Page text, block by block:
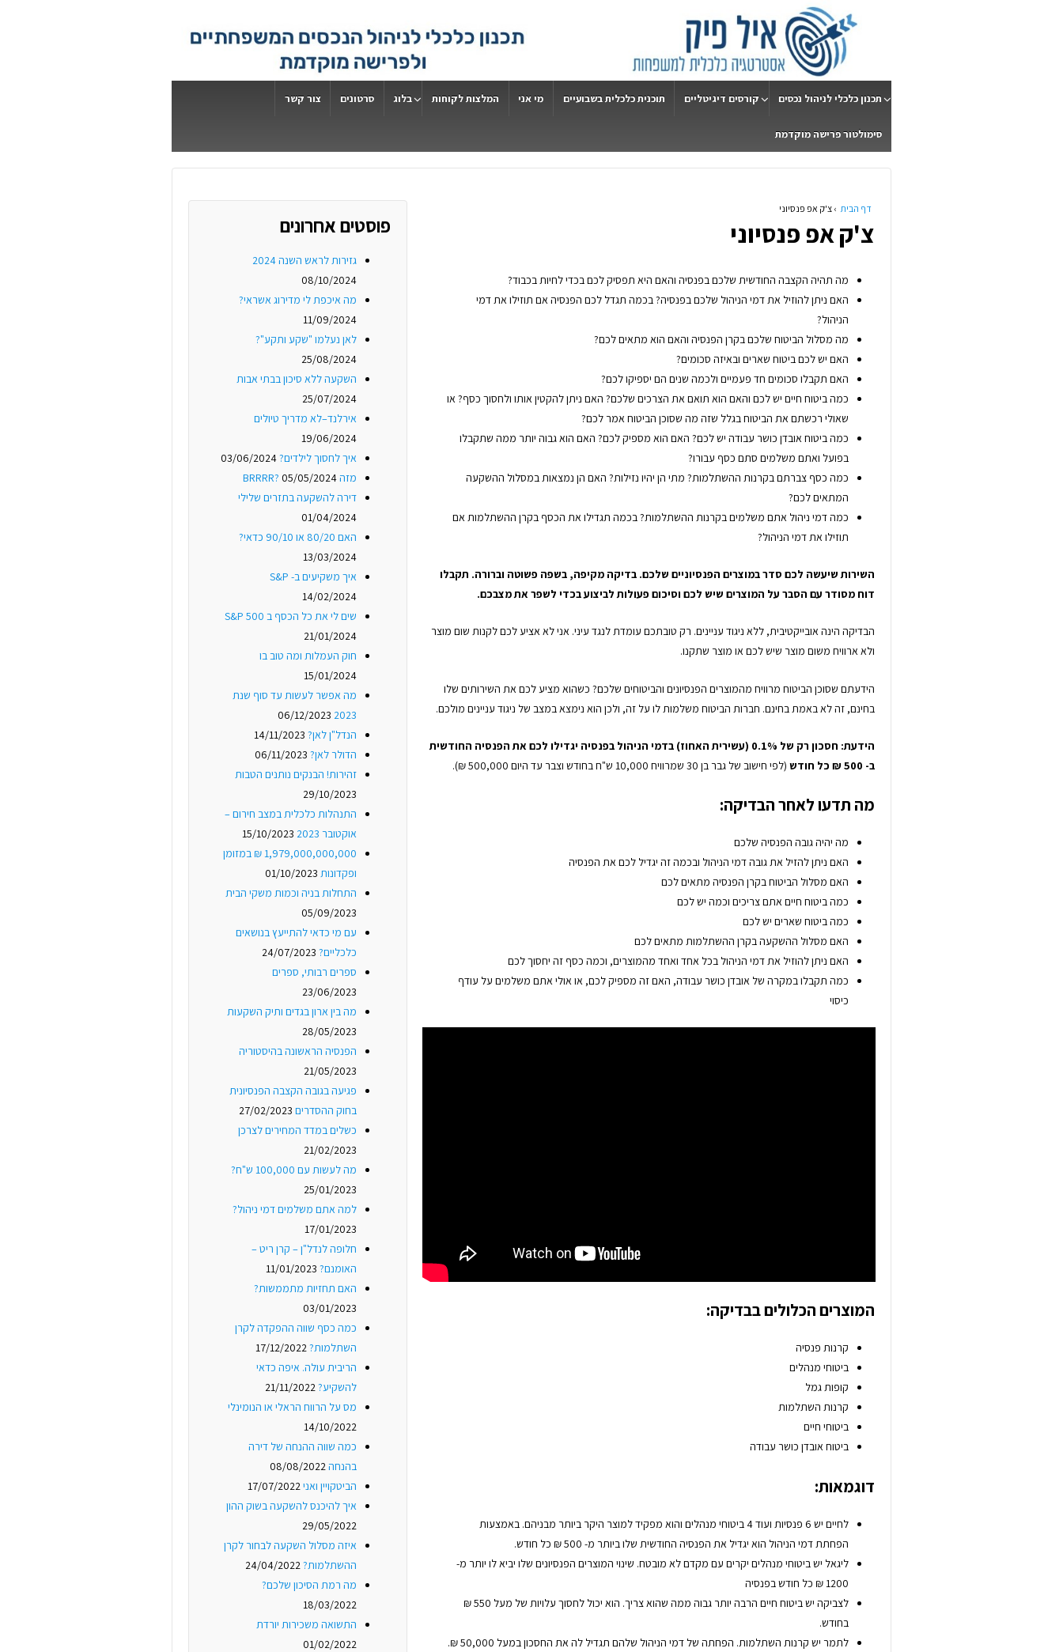
תכנון כלכלי לניהול נכסים קורסים דיגיטליים תוכנית כלכלית בשבועיים מי אני המלצות לקוחות בלוג סרטונים צור קשר
סימולטור פרישה מוקדמת
דף הבית › צ'ק אפ פנסיוני
צ'ק אפ פנסיוני
מה תהיה הקצבה החודשית שלכם בפנסיה והאם היא תפסיק לכם בכדי לחיות בכבוד?
האם ניתן להוזיל את דמי הניהול שלכם בפנסיה? בכמה תגדל לכם הפנסיה אם תוזילו את דמי
הניהול?
מה מסלול הביטוח שלכם בקרן הפנסיה והאם הוא מתאים לכם?
האם יש לכם ביטוח שארים ובאיזה סכומים?
האם תקבלו סכומים חד פעמיים ולכמה שנים הם יספיקו לכם?
כמה ביטוח חיים יש לכם והאם הוא תואם את הצרכים שלכם? האם ניתן להקטין אותו ולחסוך כסף? או
שאולי רכשתם את הביטוח בגלל שזה מה שסוכן הביטוח אמר לכם?
כמה ביטוח אובדן כושר עבודה יש לכם? האם הוא מספיק לכם? האם הוא גבוה יותר ממה שתקבלו
בפועל ואתם משלמים סתם כסף עבורו?
כמה כסף צברתם בקרנות ההשתלמות? מתי הן יהיו נזילות? האם הן נמצאות במסלול ההשקעה
המתאים לכם?
כמה דמי ניהול אתם משלמים בקרנות ההשתלמות? בכמה תגדילו את הכסף בקרן ההשתלמות אם
תוזילו את דמי הניהול?
השירות שיעשה לכם סדר במוצרים הפנסיוניים שלכם. בדיקה מקיפה, בשפה פשוטה וברורה. תקבלו
דוח מסודר עם הסבר על המוצרים שיש לכם וסיכום פעולות לביצוע בכדי לשפר את מצבכם.
הבדיקה הינה אובייקטיבית, ללא ניגוד עניינים. רק טובתכם עומדת לנגד עיני. אני לא אציע לכם לקנות שום מוצר
ולא ארוויח משום מוצר שיש לכם או מוצר שתקנו.
הידעתם שסוכן הביטוח מרוויח מהמוצרים הפנסיונים והביטוחים שלכם? כשהוא מציע לכם את השירותים שלו
בחינם, זה לא באמת בחינם. חברות הביטוח משלמות לו על זה, ולכן הוא נימצא במצב של ניגוד עניינים מולכם.
הידעת: חסכון רק של 0.1% (עשירית האחוז) בדמי הניהול בפנסיה יגדילו לכם את הפנסיה החודשית
ב- 500 ₪ כל חודש
(לפי חישוב של גבר בן 30 שמרוויח 10,000 ש"ח בחודש וצבר עד היום 500,000 ₪).
מה תדעו לאחר הבדיקה:
מה יהיה גובה הפנסיה שלכם
האם ניתן להזיל את גובה דמי הניהול ובכמה זה יגדיל לכם את הפנסיה
האם מסלול הביטוח בקרן הפנסיה מתאים לכם
כמה ביטוח חיים אתם צריכים וכמה יש לכם
כמה ביטוח שארים יש לכם
האם מסלול ההשקעה בקרן ההשתלמות מתאים לכם
האם ניתן להוזיל את דמי הניהול בכל אחד ואחד מהמוצרים, וכמה כסף זה יחסוך לכם
כמה תקבלו במקרה של אובדן כושר עבודה, האם זה מספיק לכם, או אולי אתם משלמים על עודף
כיסוי
המוצרים הכלולים בבדיקה:
קרנות פנסיה
ביטוחי מנהלים
קופות גמל
קרנות השתלמות
ביטוחי חיים
ביטוח אובדן כושר עבודה
דוגמאות:
לחיים יש 6 פנסיות ועוד 4 ביטוחי מנהלים והוא מפקיד למוצר היקר ביותר מבניהם. באמצעות
הפחתת דמי הניהול הוא יגדיל את הפנסיה החודשית שלו ביותר מ- 500 ₪ כל חודש.
ליגאל יש ביטוחי מנהלים יקרים עם מקדם לא מובטח. שינוי המוצרים הפנסיונים שלו יביא לו יותר מ-
1200 ₪ כל חודש בפנסיה
לצביקה יש ביטוח חיים הרבה יותר גבוה ממה שהוא צריך. הוא יכול לחסוך עלויות של מעל 550 ₪
בחודש.
לתמר יש קרנות השתלמות. הפחתה של דמי הניהול שלהם תגדיל לה את החסכון במעל 50,000 ₪.
פוסטים אחרונים
גזירות לראש השנה 2024
08/10/2024
מה איכפת לי מדירוג אשראי?
11/09/2024
לאן נעלמו "שקע ותקע"?
25/08/2024
השקעה ללא סיכון בבתי אבות
25/07/2024
אירלנד–לא מדריך טיולים
19/06/2024
איך לחסוך לילדים?03/06/2024
מזה BRRRR?05/05/2024
דירה להשקעה בתזרים שלילי
01/04/2024
האם 80/20 או 90/10 כדאי?
13/03/2024
איך משקיעים ב- S&P
14/02/2024
שים לי את כל הכסף ב S&P 500
21/01/2024
חוק העמלות ומה טוב בו
15/01/2024
מה אפשר לעשות עד סוף שנת
2023
06/12/2023
הנדל"ן לאן? 14/11/2023
הדולר לאן? 06/11/2023
זהירות! הבנקים נותנים הטבות
29/10/2023
התנהלות כלכלית במצב חירום –
אוקטובר 2023
15/10/2023
1,979,000,000,000 ₪ במזומן
ופקדונות 01/10/2023
התחלות בניה וכמות משקי הבית
05/09/2023
עם מי כדאי להתייעץ בנושאים
כלכליים? 24/07/2023
ספרים רבותי, ספרים
23/06/2023
מה בין ארון בגדים ותיק השקעות
28/05/2023
הפנסיה הראשונה בהיסטוריה
21/05/2023
פגיעה בגובה הקצבה הפנסיונית
בחוק ההסדרים 27/02/2023
כשלים במדד המחירים לצרכן
21/02/2023
מה לעשות עם 100,000 ש"ח?
25/01/2023
למה אתם משלמים דמי ניהול?
17/01/2023
חלופה לנדל"ן – קרן ריט –
האומנם? 11/01/2023
האם תחזיות מתממשות?
03/01/2023
כמה כסף שווה ההפקדה לקרן
השתלמות?17/12/2022
הריבית עולה. איפה כדאי
להשקיע?21/11/2022
מס על הרווח הראלי או הנומינלי
14/10/2022
כמה שווה ההנחה של דירה
בהנחה08/08/2022
הביטקויין ואני17/07/2022
איך להיכנס להשקעה בשוק ההון
29/05/2022
איזה מסלול השקעה לבחור לקרן
ההשתלמות?24/04/2022
מה רמת הסיכון שלכם?
18/03/2022
התשואה משכירות יורדת
01/02/2022